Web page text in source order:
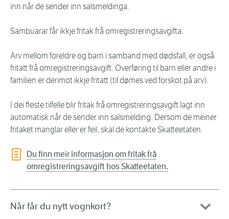
inn når de sender inn salsmeldinga.
Sambuarar får ikkje fritak frå omregistreringsavgifta.
Arv mellom foreldre og barn i samband med dødsfall, er også
fritatt frå omregistreringsavgift. Overføring til barn eller andre i
familien er derimot ikkje fritatt (til dømes ved forskot på arv).
I dei fleste tilfelle blir fritak frå omregistreringsavgift lagt inn
automatisk når de sender inn salsmelding. Dersom de meiner
fritaket manglar eller er feil, skal de kontakte Skatteetaten.
Du finn meir informasjon om fritak frå
omregistreringsavgift hos Skatteetaten.
Når får du nytt vognkort?